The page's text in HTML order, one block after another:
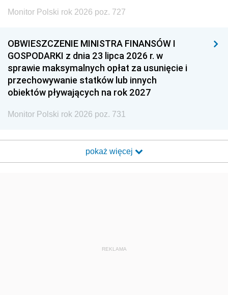
Monitor Polski rok 2026 poz. 727
OBWIESZCZENIE MINISTRA FINANSÓW I
GOSPODARKI z dnia 23 lipca 2026 r. w
sprawie maksymalnych opłat za usunięcie i
przechowywanie statków lub innych
obiektów pływających na rok 2027
Monitor Polski rok 2026 poz. 731
pokaż więcej
REKLAMA